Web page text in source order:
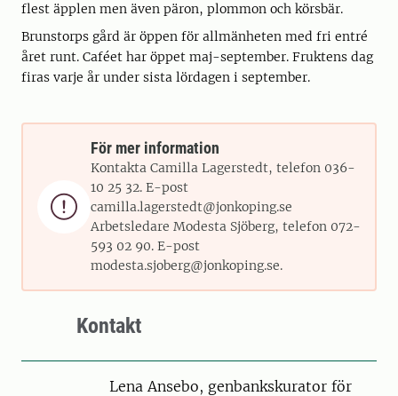
flest äpplen men även päron, plommon och körsbär.
Brunstorps gård är öppen för allmänheten med fri entré
året runt. Caféet har öppet maj-september. Fruktens dag
firas varje år under sista lördagen i september.

För mer information
Kontakta Camilla Lagerstedt, telefon 036-
10 25 32. E-post
camilla.lagerstedt@jonkoping.se
Arbetsledare Modesta Sjöberg, telefon 072-
593 02 90. E-post
modesta.sjoberg@jonkoping.se.
Kontakt
PersonLena Ansebo, genbankskurator för